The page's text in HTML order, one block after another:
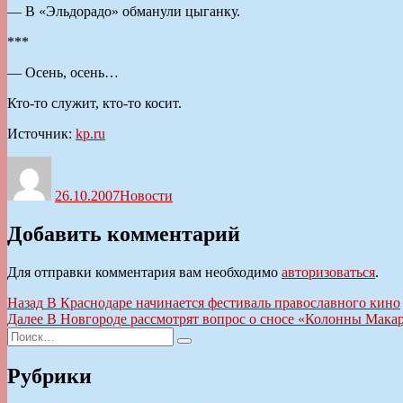
— В «Эльдорадо» обманули цыганку.
***
— Осень, осень…
Кто-то служит, кто-то косит.
Источник: kp.ru
26.10.2007Новости
Добавить комментарий
Для отправки комментария вам необходимо авторизоваться.
Навигация
по
записям
Назад Предыдущая
запись:
В Краснодаре начинается фестиваль православного кино
Далее Следующая
В Новгороде рассмотрят вопрос о сносе «Колонны
Искать:
Поиск
Рубрики